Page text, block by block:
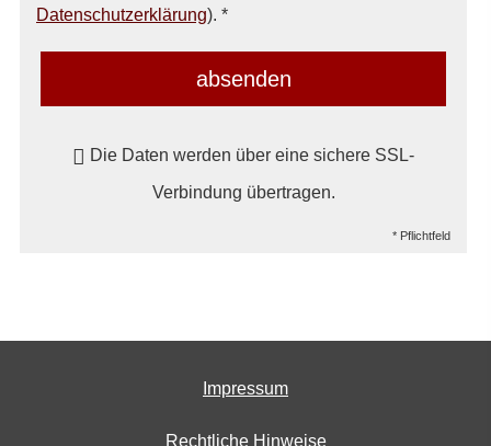
Datenschutzerklärung). *
absenden
Die Daten werden über eine sichere SSL-
Verbindung übertragen.
* Pflichtfeld
Impressum
Rechtliche Hinweise